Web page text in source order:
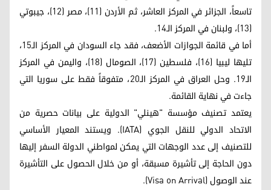
تاسعاً، الجزائر في المركز العاشر، ثم الأردن (11)، مصر (12)، جيبوتي
(13)، ولبنان في المركز الـ14.
أما في قائمة الجوازات الأضعف، فقد جاء السودان في المركز الـ15،
تليها ليبيا (16)، فلسطين (17)، الصومال (18)، واليمن في المركز
الـ19. وحل العراق في المركز الـ20، متفوقاً فقط على سوريا التي
جاءت في نهاية القائمة.
يعتمد تصنيف مؤسسة "هينلي" الدولية على بيانات حصرية من
الاتحاد الدولي للنقل الجوي (IATA). ويستند المعيار الأساسي
للتصنيف إلى عدد الوجهات التي يمكن لمواطني الدولة السفر إليها
دون الحاجة إلى تأشيرة مسبقة، أو من خلال الحصول على التأشيرة
عند الوصول (Visa on Arrival).